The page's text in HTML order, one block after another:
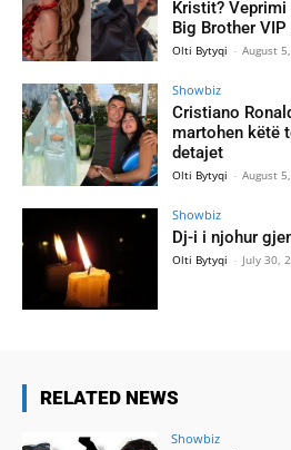
Kristit?
Big Brother VIP
Olti Bytyqi - August
Showbiz
Cristiano
martohen këtë
detajet
Olti Bytyqi - August
Showbiz
Dj-i i njohur
Olti Bytyqi - July 30,
RELATED NEWS
Showbiz